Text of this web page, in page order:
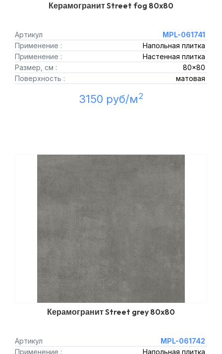
Керамогранит Street fog 80x80
Артикул
MPL-061741
Применение :
Напольная плитка
Применение :
Настенная плитка
Размер, см :
80x80
Поверхность :
матовая
3150 руб/м2
Керамогранит Street grey 80x80
Артикул
MPL-061742
Применение :
Напольная плитка